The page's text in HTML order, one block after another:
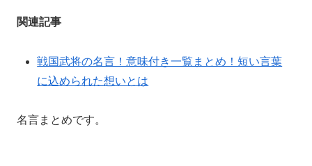
関連記事
戦国武将の名言！意味付き一覧まとめ！短い言葉
に込められた想いとは
名言まとめです。